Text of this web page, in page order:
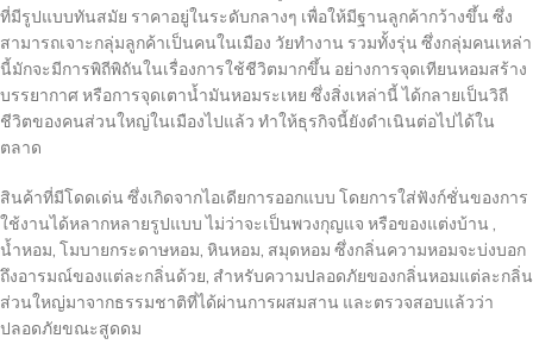
ที่มีรูปแบบทันสมัย ราคาอยู่ในระดับกลางๆ เพื่อให้มีฐานลูกค้ากว้างขึ้น ซึ่ง
สามารถเจาะกลุ่มลูกค้าเป็นคนในเมือง วัยทำงาน รวมทั้งรุ่น ซึ่งกลุ่มคนเหล่า
นี้มักจะมีการพิถีพิถันในเรื่องการใช้ชีวิตมากขึ้น อย่างการจุดเทียนหอมสร้าง
บรรยากาศ หรือการจุดเตาน้ำมันหอมระเหย ซึ่งสิ่งเหล่านี้ ได้กลายเป็นวิถี
ชีวิตของคนส่วนใหญ่ในเมืองไปแล้ว ทำให้ธุรกิจนี้ยังดำเนินต่อไปได้ใน
ตลาด
สินค้าที่มีโดดเด่น ซึ่งเกิดจากไอเดียการออกแบบ โดยการใส่ฟังก์ชั่นของการ
ใช้งานได้หลากหลายรูปแบบ ไม่ว่าจะเป็นพวงกุญแจ หรือของแต่งบ้าน ,
น้ำหอม, โมบายกระดาษหอม, หินหอม, สมุดหอม ซึ่งกลิ่นความหอมจะบ่งบอก
ถึงอารมณ์ของแต่ละกลิ่นด้วย, สำหรับความปลอดภัยของกลิ่นหอมแต่ละกลิ่น
ส่วนใหญ่มาจากธรรมชาติที่ได้ผ่านการผสมสาน และตรวจสอบแล้วว่า
ปลอดภัยขณะสูดดม